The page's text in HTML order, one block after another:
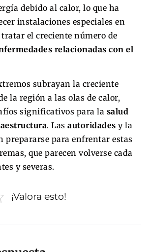
debido al calor, lo que ha
instalaciones especiales en
el creciente número de
relacionadas con el
subrayan la creciente
la región a las olas de calor,
significativos para la salud
. Las autoridades y la
prepararse para enfrentar estas
que parecen volverse cada
y severas.
¡Valora esto!